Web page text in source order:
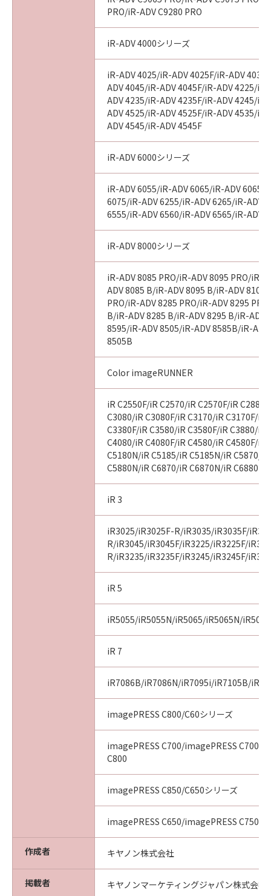
PRO/iR-ADV C9280 PRO
iR-ADV 4000シリーズ
iR-ADV 4025/iR-ADV 4025F/iR-ADV
ADV 4045/iR-ADV 4045F/iR-ADV 4225/
ADV 4235/iR-ADV 4235F/iR-ADV 4245/
ADV 4525/iR-ADV 4525F/iR-ADV 4535/
ADV 4545/iR-ADV 4545F
iR-ADV 6000シリーズ
iR-ADV 6055/iR-ADV 6065/iR-ADV 6065-
6075/iR-ADV 6255/iR-ADV 6265/iR-ADV
6555/iR-ADV 6560/iR-ADV 6565/iR-ADV
iR-ADV 8000シリーズ
iR-ADV 8085 PRO/iR-ADV 8095 PRO/iR-
ADV 8085 B/iR-ADV 8095 B/iR-ADV 8105
PRO/iR-ADV 8285 PRO/iR-ADV 8295
B/iR-ADV 8285 B/iR-ADV 8295 B/iR-ADV
8595/iR-ADV 8505/iR-ADV 8585B/iR-
8505B
Color imageRUNNER
iR C2550F/iR C2570/iR C2570F/iR
C3080/iR C3080F/iR C3170/iR C3170F/iR
C3380F/iR C3580/iR C3580F/iR C3880/iR
C4080/iR C4080F/iR C4580/iR C4580F/iR
C5180N/iR C5185/iR C5185N/iR C5870/
C5880N/iR C6870/iR C6870N/iR C6880N
iR 3
iR3025/iR3025F-R/iR3035/iR3035F/
R/iR3045/iR3045F/iR3225/iR3225F/
R/iR3235/iR3235F/iR3245/iR3245F/
iR 5
iR5055/iR5055N/iR5065/iR5065N/
iR 7
iR7086B/iR7086N/iR7095i/iR7105B/
imagePRESS C800/C60シリーズ
imagePRESS C700/imagePRESS C700L/
C800
imagePRESS C850/C650シリーズ
imagePRESS C650/imagePRESS C750/
作成者 キヤノン株式会社
掲載者 キヤノンマーケティングジャパン株式会社